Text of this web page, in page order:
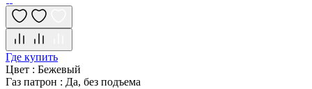
Где купить
Цвет : Бежевый
Газ патрон : Да, без подъема